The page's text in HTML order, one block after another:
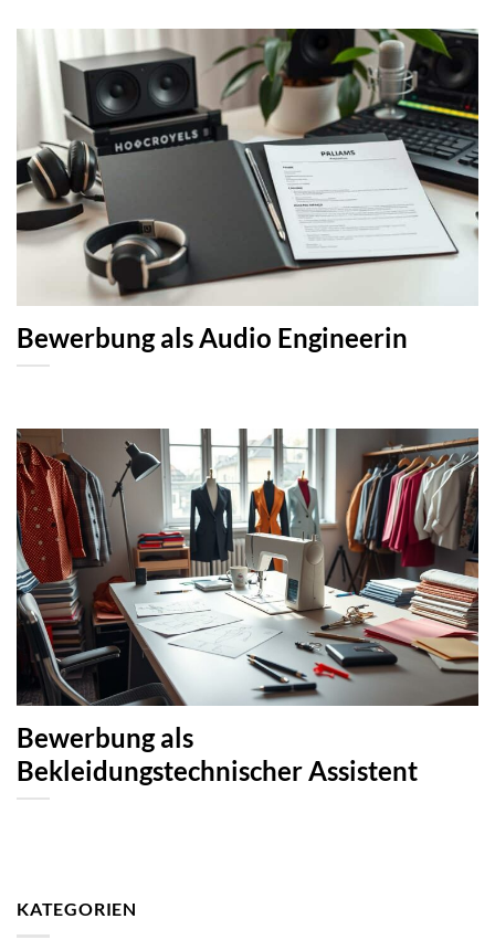
Bewerbung als Audio Engineerin
Bewerbung als
Bekleidungstechnischer Assistent
KATEGORIEN